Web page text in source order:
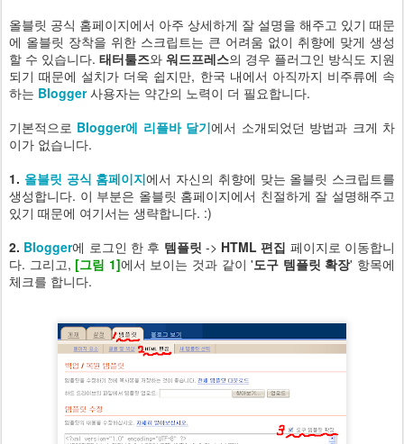
올블릿 공식 홈페이지에서 아주 상세하게 잘 설명을 해주고 있기 때문
에 올블릿 장착을 위한 스크립트는 큰 어려움 없이 취향에 맞게 생성
할 수 있습니다. 태터툴즈와 워드프레스의 경우 플러그인 방식도 지원
되기 때문에 설치가 더욱 쉽지만, 한국 내에서 아직까지 비주류에 속
하는 Blogger사용자는 약간의 노력이 더 필요합니다.
기본적으로 Blogger에 리플바 달기에서 소개되었던 방법과 크게 차
이가 없습니다.
1. 올블릿 공식 홈페이지에서 자신의 취향에 맞는 올블릿 스크립트를
생성합니다. 이 부분은 올블릿 홈페이지에서 친절하게 잘 설명해주고
있기 때문에 여기서는 생략합니다. :)
2. Blogger에 로그인 한 후 템플릿 -> HTML 편집 페이지로 이동합니
다. 그리고, [그림 1]에서 보이는 것과 같이 '도구 템플릿 확장' 항목에
체크를 합니다.